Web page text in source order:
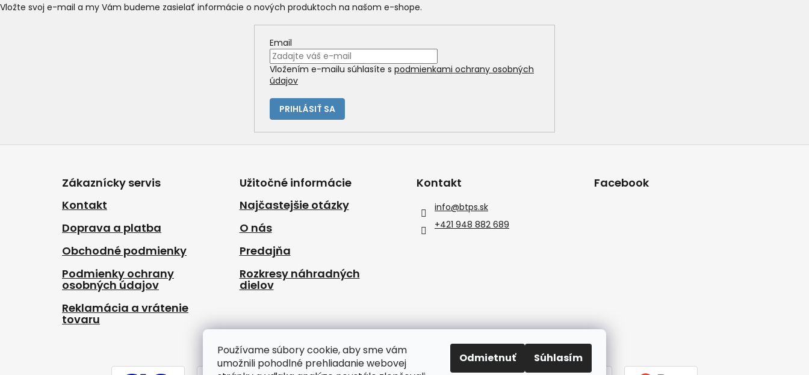
Používame súbory cookie, aby sme vám
umožnili pohodlné prehliadanie webovej
Odmietnuť Súhlasím
Vložte svoj e-mail a my Vám budeme zasielať informácie o nových produktoch na našom e-shope.
Email
Vložením e-mailu súhlasíte s podmienkami ochrany osobných
údajov
PRIHLÁSIŤ SA
Z
Zákaznícky servis
Kontakt
Doprava a platba
Obchodné podmienky
Podmienky ochrany
osobných údajov
Reklamácia a vrátenie
tovaru
Užitočné informácie
Najčastejšie otázky
O nás
Predajňa
Rozkresy náhradných
dielov
Kontakt
info@btps.sk
+421 948 882 689
Facebook